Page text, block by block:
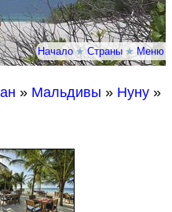
Начало★Страны★Меню
» Мальдивы » Нуну »